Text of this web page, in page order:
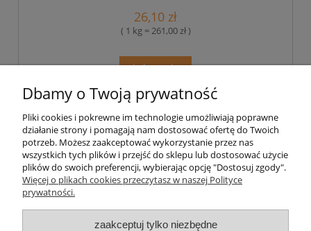
26,10 zł
( 1 kg = 261,00 zł )
do koszyka
Pomoc
Moje konto
Informacje
Dbamy o Twoją prywatność
Pliki cookies i pokrewne im technologie umożliwiają poprawne
działanie strony i pomagają nam dostosować ofertę do Twoich
potrzeb. Możesz zaakceptować wykorzystanie przez nas
wszystkich tych plików i przejść do sklepu lub dostosować użycie
plików do swoich preferencji, wybierając opcję "Dostosuj zgody".
Więcej o plikach cookies przeczytasz w naszej Polityce
prywatności.
zaakceptuj tylko niezbędne